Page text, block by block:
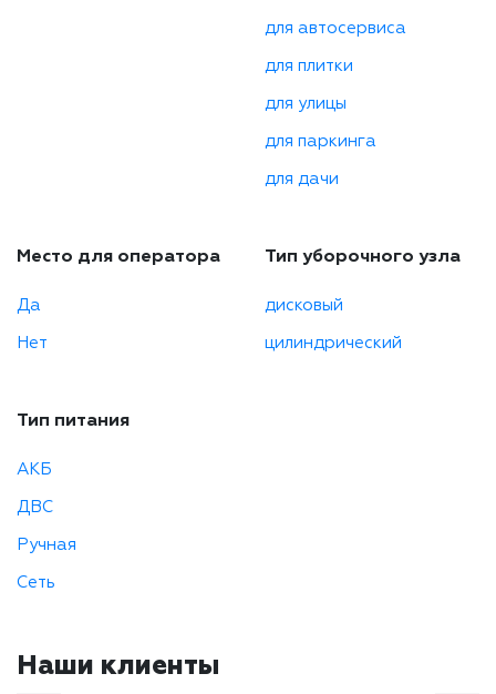
для автосервиса
для плитки
для улицы
для паркинга
для дачи
Место для оператора
Да
Нет
Тип уборочного узла
дисковый
цилиндрический
Тип питания
АКБ
ДВС
Ручная
Сеть
Наши клиенты